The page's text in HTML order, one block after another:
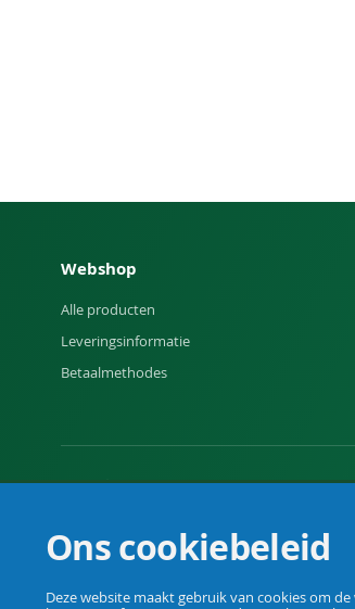
Webshop
Alle producten
Leveringsinformatie
Betaalmethodes
Ons cookiebeleid
Deze website maakt gebruik van cookies om